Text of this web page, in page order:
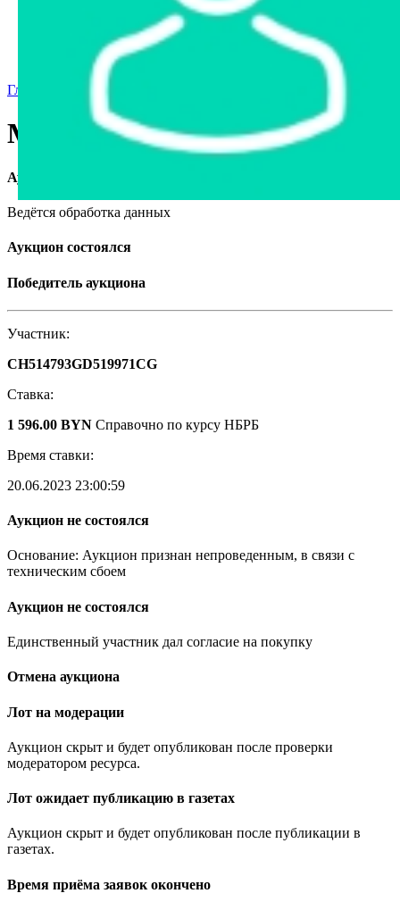
Арестованное имущество
Реестр несостоявшихся торгов
Реестр переоценок
Государственное имущество
Главная страница
Mazda 323, 1998
Аукцион завершён
Ведётся обработка данных
Аукцион состоялся
Победитель аукциона
Участник:
CH514793GD519971CG
Ставка:
1 596.00 BYN Справочно по курсу НБРБ
Время ставки:
20.06.2023 23:00:59
Аукцион не состоялся
Основание: Аукцион признан непроведенным, в связи с
техническим сбоем
Аукцион не состоялся
Единственный участник дал согласие на покупку
Отмена аукциона
Лот на модерации
Аукцион скрыт и будет опубликован после проверки
модератором ресурса.
Лот ожидает публикацию в газетах
Аукцион скрыт и будет опубликован после публикации в
газетах.
Время приёма заявок окончено